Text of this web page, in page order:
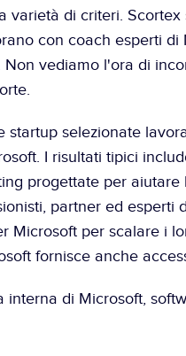
varietà di criteri.
con coach esperti
Non vediamo l'ora di
startup selezionate
I risultati tipici
progettate per
partner ed esperti
Microsoft per scalare i
fornisce anche
interna di Microsoft,